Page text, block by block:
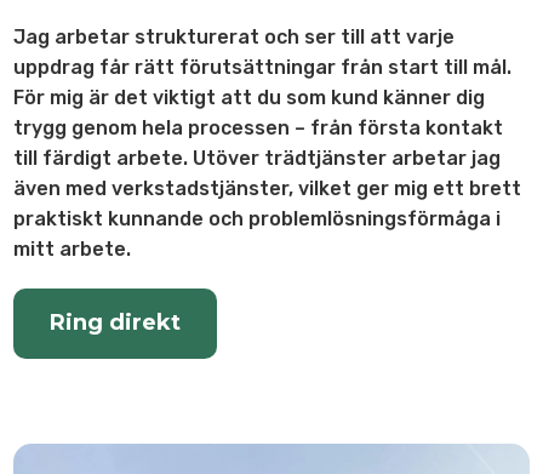
Jag arbetar strukturerat och ser till att varje
uppdrag får rätt förutsättningar från start till mål.
För mig är det viktigt att du som kund känner dig
trygg genom hela processen – från första kontakt
till färdigt arbete. Utöver trädtjänster arbetar jag
även med verkstadstjänster, vilket ger mig ett brett
praktiskt kunnande och problemlösningsförmåga i
mitt arbete.
Ring direkt